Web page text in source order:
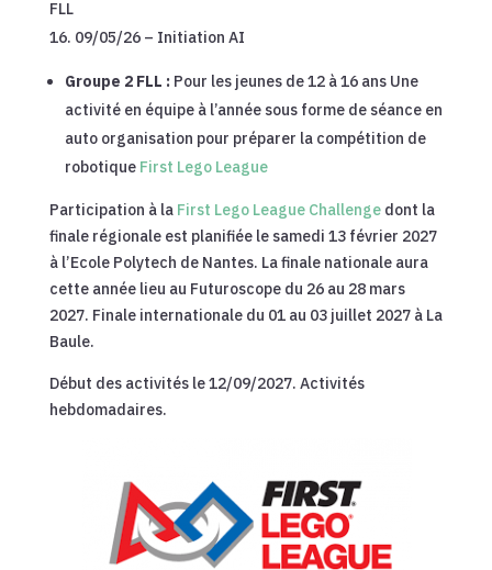
FLL
09/05/26 – Initiation AI
Groupe 2 FLL : Pour les jeunes de 12 à 16 ans Une
activité en équipe à l’année sous forme de séance en
auto organisation pour préparer la compétition de
robotique First Lego League
Participation à la First Lego League Challengedont la
finale régionale est planifiée le samedi 13 février 2027
à l’Ecole Polytech de Nantes. La finale nationale aura
cette année lieu au Futuroscope du 26 au 28 mars
2027. Finale internationale du 01 au 03 juillet 2027 à La
Baule.
Début des activités le 12/09/2027. Activités
hebdomadaires.